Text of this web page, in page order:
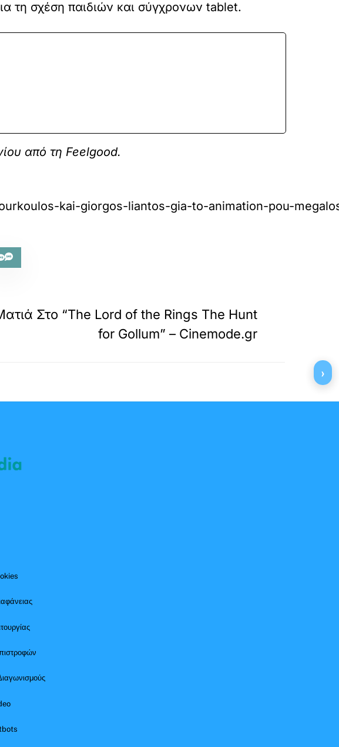
τη σχέση παιδιών και σύγχρονων tablet.
από τη Feelgood.
kai-giorgos-liantos-gia-to-animation-pou-
Στο “The Lord of the Rings The Hunt
for Gollum” – Cinemode.gr
›